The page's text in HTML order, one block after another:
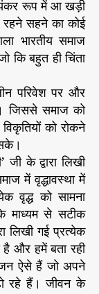
रूप में आ खड़ी
सहने का कोई
भारतीय समाज
कि बहुत ही चिंता
परिवेश पर और
जिससे समाज को
को रोकने
जी के द्वारा लिखी
में वृद्धावस्था में
वृद्ध को सामना
माध्यम से सटीक
लिखी गई प्रत्येक
और हमें बता रही
ऐसे हैं जो अपने
रहे हैं। जीवन के